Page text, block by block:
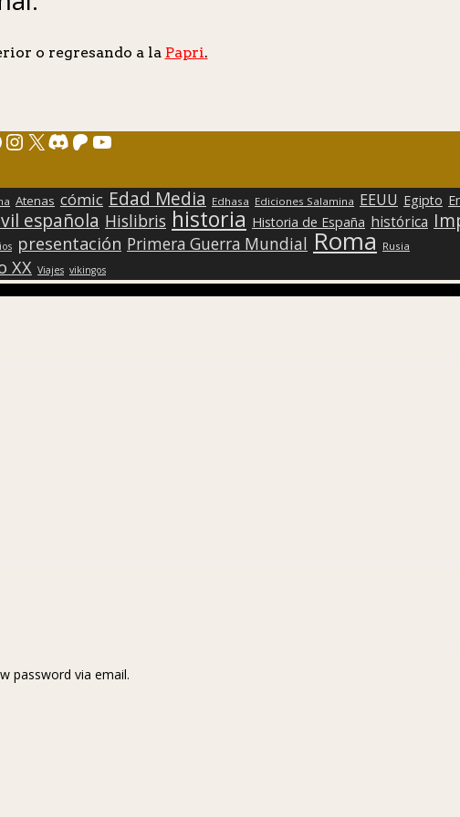
o regresando a la Papri.
Instagram
X Discord
Patreon
YouTube
Atenas cómic Edad Media Edhasa Ediciones Salamina EEUU Egipto
española Hislibris historia Historia de España histórica
presentación Primera Guerra Mundial Roma Rusia
XX Viajes vikingos
password via email.